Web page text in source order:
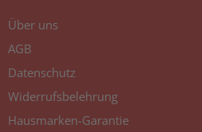
Über uns
AGB
Datenschutz
Widerrufsbelehrung
Hausmarken-Garantie